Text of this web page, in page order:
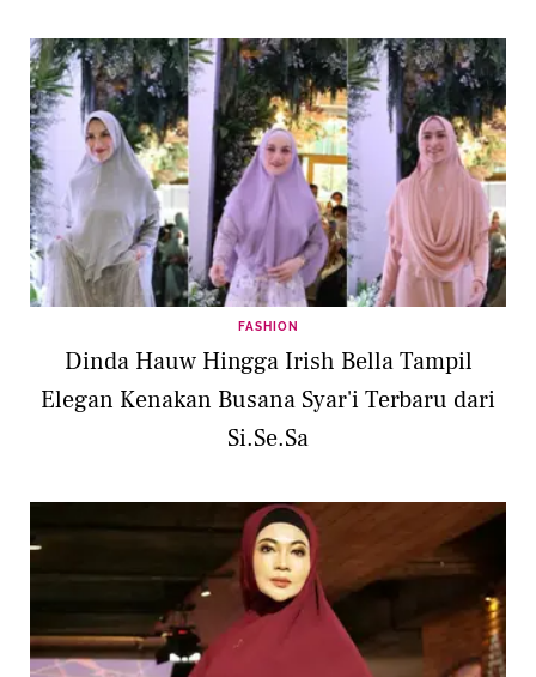
FASHION
Dinda Hauw Hingga Irish Bella Tampil
Elegan Kenakan Busana Syar'i Terbaru dari
Si.Se.Sa